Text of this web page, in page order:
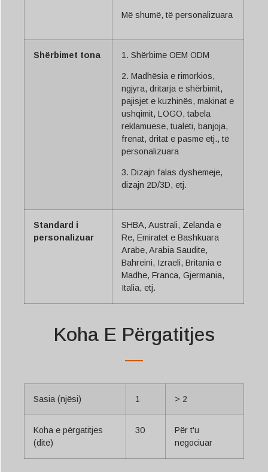
Më shumë, të personalizuara
Shërbimet tona 1. Shërbime OEM ODM
2. Madhësia e rimorkios,
ngjyra, dritarja e shërbimit,
pajisjet e kuzhinës, makinat e
ushqimit, LOGO, tabela
reklamuese, tualeti, banjoja,
frenat, dritat e pasme etj., të
personalizuara
3. Dizajn falas dyshemeje,
dizajn 2D/3D, etj.
Standard i
personalizuar
SHBA, Australi, Zelanda e
Re, Emiratet e Bashkuara
Arabe, Arabia Saudite,
Bahreini, Izraeli, Britania e
Madhe, Franca, Gjermania,
Italia, etj.
Koha E Përgatitjes
Sasia (njësi) 1 > 2
Koha e përgatitjes
(ditë)
30
Për t'u
negociuar